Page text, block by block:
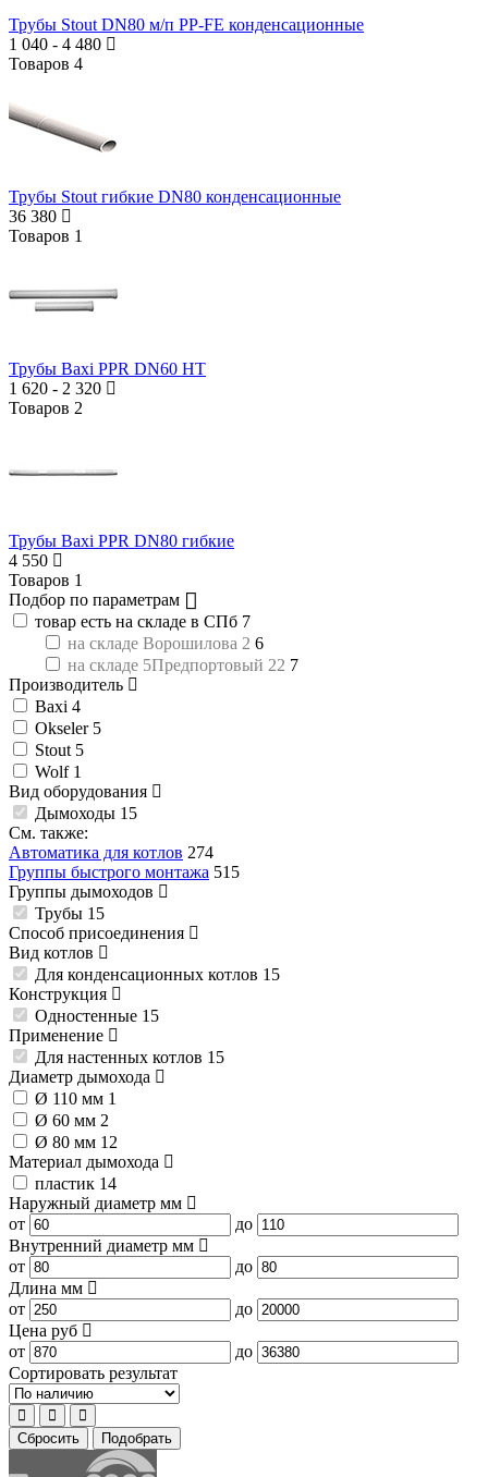
Трубы Stout DN80 м/п PP-FE конденсационные
1 040 - 4 480
Товаров 4
Трубы Stout гибкие DN80 конденсационные
36 380
Товаров 1
Трубы Baxi PPR DN60 HT
1 620 - 2 320
Товаров 2
Трубы Baxi PPR DN80 гибкие
4 550
Товаров 1
Подбор по параметрам
товар есть на складе в СПб 7
на складе Ворошилова 2 6
на складе 5Предпортовый 22 7
Производитель
Baxi 4
Okseler 5
Stout 5
Wolf 1
Вид оборудования
Дымоходы 15
См. также:
Автоматика для котлов 274
Группы быстрого монтажа 515
Группы дымоходов
Трубы 15
Способ присоединения
Вид котлов
Для конденсационных котлов 15
Конструкция
Одностенные 15
Применение
Для настенных котлов 15
Диаметр дымохода
Ø 110 мм 1
Ø 60 мм 2
Ø 80 мм 12
Материал дымохода
пластик 14
Наружный диаметр мм
от
до
Внутренний диаметр мм
от
до
Длина мм
от
до
Цена руб
от
до
Сортировать результат
Сбросить Подобрать